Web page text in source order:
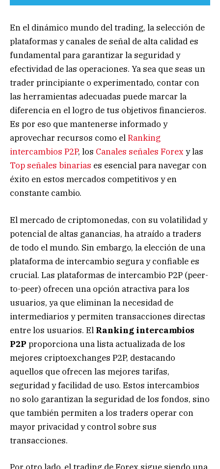
En el dinámico mundo del trading, la selección de
plataformas y canales de señal de alta calidad es
fundamental para garantizar la seguridad y
efectividad de las operaciones. Ya sea que seas un
trader principiante o experimentado, contar con
las herramientas adecuadas puede marcar la
diferencia en el logro de tus objetivos financieros.
Es por eso que mantenerse informado y
aprovechar recursos como elRanking
intercambios P2P, los Canales señales Forex y las
Top señales binarias es esencial para navegar con
éxito en estos mercados competitivos y en
constante cambio.
El mercado de criptomonedas, con su volatilidad y
potencial de altas ganancias, ha atraído a traders
de todo el mundo. Sin embargo, la elección de una
plataforma de intercambio segura y confiable es
crucial. Las plataformas de intercambio P2P (peer-
to-peer) ofrecen una opción atractiva para los
usuarios, ya que eliminan la necesidad de
intermediarios y permiten transacciones directas
entre los usuarios. El Ranking intercambios
P2P proporciona una lista actualizada de los
mejores criptoexchanges P2P, destacando
aquellos que ofrecen las mejores tarifas,
seguridad y facilidad de uso. Estos intercambios
no solo garantizan la seguridad de los fondos, sino
que también permiten a los traders operar con
mayor privacidad y control sobre sus
transacciones.